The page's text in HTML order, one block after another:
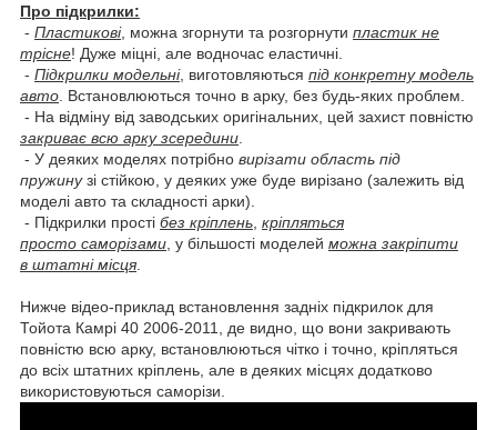
Про підкрилки:
- Пластикові, можна згорнути та розгорнути пластик не
трісне! Дуже міцні, але водночас еластичні.
- Підкрилки модельні, виготовляються під конкретну модель
авто . Встановлюються точно в арку, без будь-яких проблем.
- На відміну від заводських оригінальних, цей захист повністю
закриває всю арку зсередини
- У деяких моделях потрібно вирізати область під
пружинузі стійкою, у деяких уже буде вирізано (залежить від
моделі авто та складності арки).
- Підкрилки прості без кріплень кріпляться
просто саморізами , у більшості моделей можна закріпити
в штатні місця
Нижче відео-приклад встановлення задніх підкрилок для
Тойота Камрі 40 2006-2011, де видно, що вони закривають
повністю всю арку, встановлюються чітко і точно, кріпляться
до всіх штатних кріплень, але в деяких місцях додатково
використовуються саморізи.